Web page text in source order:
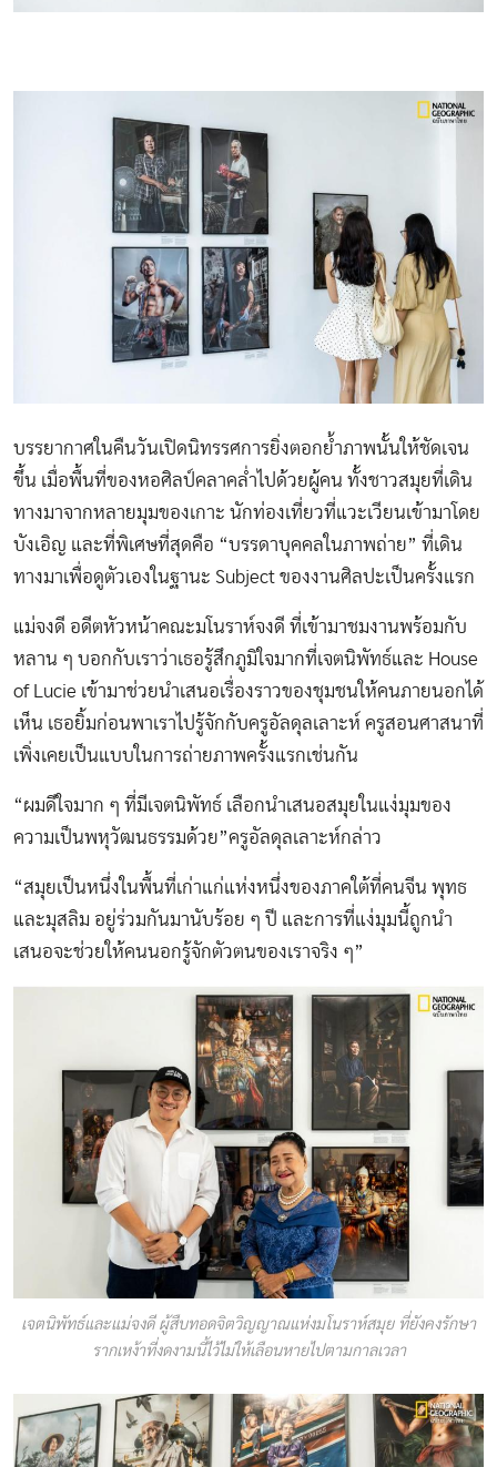
บรรยากาศในคืนวันเปิดนิทรรศการยิ่งตอกย้ำภาพนั้นให้ชัดเจน
ขึ้น เมื่อพื้นที่ของหอศิลป์คลาคล่ำไปด้วยผู้คน ทั้งชาวสมุยที่เดิน
ทางมาจากหลายมุมของเกาะ นักท่องเที่ยวที่แวะเวียนเข้ามาโดย
บังเอิญ และที่พิเศษที่สุดคือ “บรรดาบุคคลในภาพถ่าย” ที่เดิน
ทางมาเพื่อดูตัวเองในฐานะ Subject ของงานศิลปะเป็นครั้งแรก
แม่จงดี อดีตหัวหน้าคณะมโนราห์จงดี ที่เข้ามาชมงานพร้อมกับ
หลาน ๆ บอกกับเราว่าเธอรู้สึกภูมิใจมากที่เจตนิพัทธ์และ House
of Lucie เข้ามาช่วยนำเสนอเรื่องราวของชุมชนให้คนภายนอกได้
เห็น เธอยิ้มก่อนพาเราไปรู้จักกับครูอัลดุลเลาะห์ ครูสอนศาสนาที่
เพิ่งเคยเป็นแบบในการถ่ายภาพครั้งแรกเช่นกัน
“ผมดีใจมาก ๆ ที่มีเจตนิพัทธ์ เลือกนำเสนอสมุยในแง่มุมของ
ความเป็นพหุวัฒนธรรมด้วย”ครูอัลดุลเลาะห์กล่าว
“สมุยเป็นหนึ่งในพื้นที่เก่าแก่แห่งหนึ่งของภาคใต้ที่คนจีน พุทธ
และมุสลิม อยู่ร่วมกันมานับร้อย ๆ ปี และการที่แง่มุมนี้ถูกนำ
เสนอจะช่วยให้คนนอกรู้จักตัวตนของเราจริง ๆ”
เจตนิพัทธ์และแม่จงดี ผู้สืบทอดจิตวิญญาณแห่งมโนราห์สมุย ที่ยังคงรักษา
รากเหง้าที่งดงามนี้ไว้ไม่ให้เลือนหายไปตามกาลเวลา